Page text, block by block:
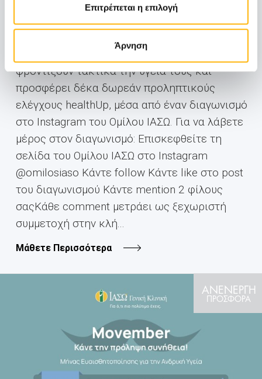
Επιτρέπεται η επιλογή
Άρνηση
Κάνε την πρόληψη συνήθεια!Με φετινό μήνυμα
Κλινική υπενθυμίζει στους άνδρες να
φροντίζουν τακτικά την υγεία τους και
προσφέρει δέκα δωρεάν προληπτικούς
ελέγχους healthUp, μέσα από έναν διαγωνισμό
στο Instagram του Ομίλου ΙΑΣΩ. Για να λάβετε
μέρος στον διαγωνισμό: Επισκεφθείτε τη
σελίδα του Ομίλου ΙΑΣΩ στο Instagram
@omilosiaso Κάντε follow Κάντε like στο post
του διαγωνισμού Κάντε mention 2 φίλους
σαςΚάθε comment μετράει ως ξεχωριστή
συμμετοχή στην κλή...
Μάθετε Περισσότερα
ΑΝΕΝΕΡΓΗ
ΠΡΟΣΦΟΡΑ